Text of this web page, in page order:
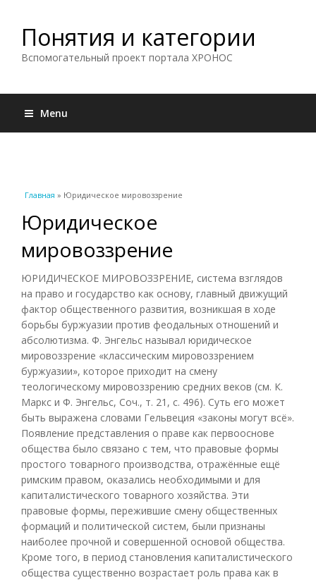
Понятия и категории
Вспомогательный проект портала ХРОНОС
Menu
Вы здесь
Главная » Юридическое мировоззрение
Юридическое
мировоззрение
ЮРИДИЧЕСКОЕ МИРОВОЗЗРЕНИЕ, система взглядов
на право и государство как основу, главный движущий
фактор общественного развития, возникшая в ходе
борьбы буржуазии против феодальных отношений и
абсолютизма. Ф. Энгельс называл юридическое
мировоззрение «классическим мировоззрением
буржуазии», которое приходит на смену
теологическому мировоззрению средних веков (см. К.
Маркс и Ф. Энгельс, Соч., т. 21, с. 496). Суть его может
быть выражена словами Гельвеция «законы могут всё».
Появление представления о праве как первооснове
общества было связано с тем, что правовые формы
простого товарного производства, отражённые ещё
римским правом, оказались необходимыми и для
капиталистического товарного хозяйства. Эти
правовые формы, пережившие смену общественных
формаций и политической систем, были признаны
наиболее прочной и совершенной основой общества.
Кроме того, в период становления капиталистического
общества существенно возрастает роль права как в